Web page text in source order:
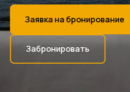
Заявка на бронирование
Забронировать